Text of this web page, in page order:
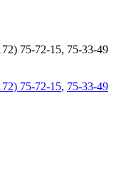
75-72-15, 75-33-49
75-72-15, 75-33-49